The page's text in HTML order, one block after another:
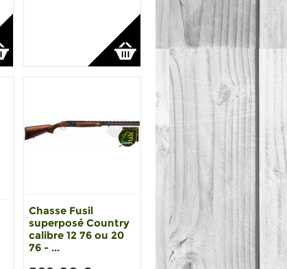
Chasse Fusil
superposé Country
calibre 12 76 ou 20
76 - ...